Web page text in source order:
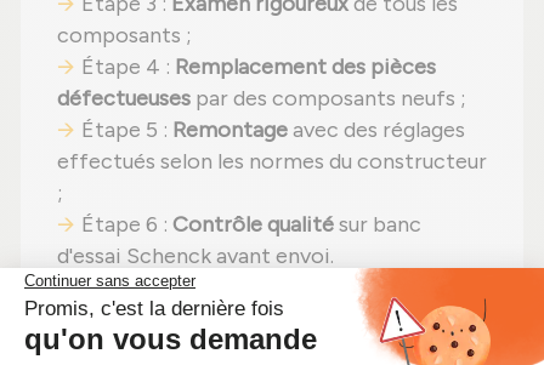
composants ;
Étape 4 : Remplacement des pièces
défectueuses par des composants neufs ;
Étape 5 : Remontageavec des réglages
effectués selon les normes du constructeur
;
Étape 6 : Contrôle qualitésur banc
d'essai Schenck avant envoi.
En choisissant unturbo reconditionné,
vous faites un pari gagnant :
efficacité